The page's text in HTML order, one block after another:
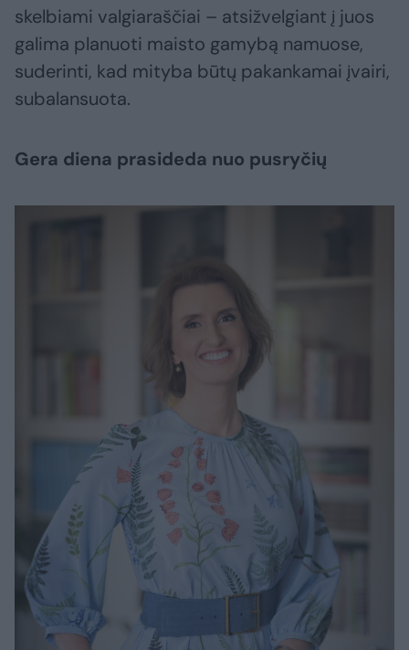
skelbiami valgiaraščiai – atsižvelgiant į juos
galima planuoti maisto gamybą namuose,
suderinti, kad mityba būtų pakankamai įvairi,
subalansuota.
Gera diena prasideda nuo pusryčių